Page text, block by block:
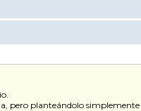
pero planteándolo